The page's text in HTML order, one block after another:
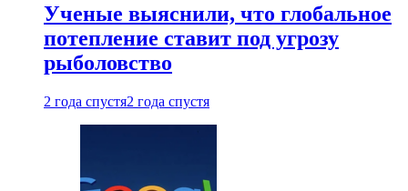
Ученые выяснили, что глобальное
потепление ставит под угрозу
рыболовство
2 года спустя2 года спустя